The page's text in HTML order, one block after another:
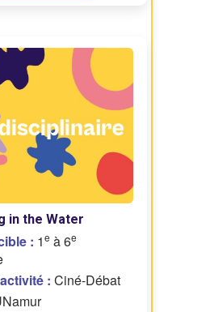
in the Water
: 1e à 6e
: Ciné-Débat